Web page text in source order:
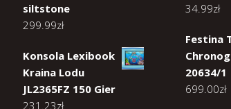
siltstone
299.99zł
Konsola Lexibook
Kraina Lodu
JL2365FZ 150 Gier
231.23zł
34.99zł
Festina
20634/1
699.00zł